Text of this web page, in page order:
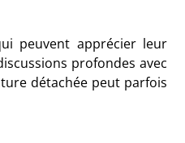
peuvent apprécier leur
profondes avec
détachée peut parfois